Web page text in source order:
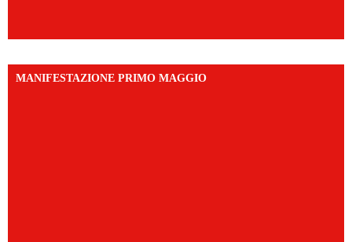
MANIFESTAZIONE PRIMO MAGGIO